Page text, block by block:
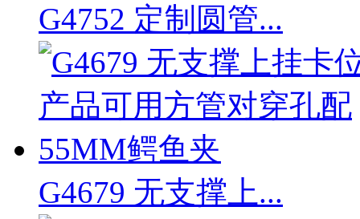
G4752 定制圆管...
G4679 无支撑上...